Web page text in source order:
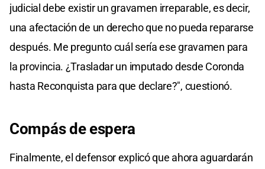
judicial debe existir un gravamen irreparable, es decir,
una afectación de un derecho que no pueda repararse
después. Me pregunto cuál sería ese gravamen para
la provincia. ¿Trasladar un imputado desde Coronda
hasta Reconquista para que declare?", cuestionó.
Compás de espera
Finalmente, el defensor explicó que ahora aguardarán